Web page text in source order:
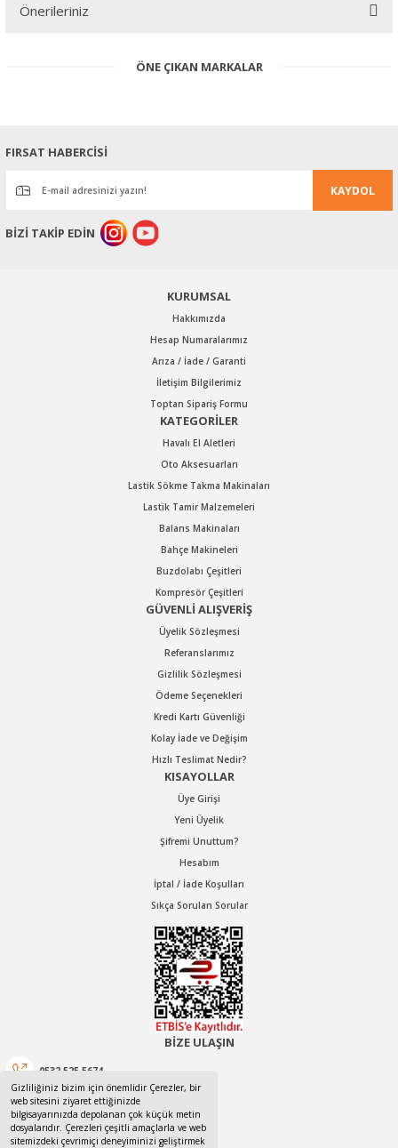
Gizliliğiniz bizim için önemlidir Çerezler, bir
web sitesini ziyaret ettiğinizde
bilgisayarınızda depolanan çok küçük metin
dosyalarıdır. Çerezleri çeşitli amaçlarla ve web
sitemizdeki çevrimiçi deneyiminizi geliştirmek
Önerileriniz
konularda yetersiz gördüğünüz noktaları öneri formunu kullanarak
Ürün resmi kalitesiz, bozuk veya görüntülenemiyor.
Ürün bilgilerinde hatalar bulunuyor.
Ürün fiyatı diğer sitelerden daha pahalı.
Bu ürüne benzer farklı alternatifler olmalı.
Gönder
ÖNE ÇIKAN MARKALAR
FIRSAT HABERCİSİ
KAYDOL
BİZİ TAKİP EDİN
KURUMSAL
Hakkımızda
Hesap Numaralarımız
Arıza / İade / Garanti
İletişim Bilgilerimiz
Toptan Sipariş Formu
KATEGORİLER
Havalı El Aletleri
Oto Aksesuarları
Lastik Sökme Takma Makinaları
Lastik Tamir Malzemeleri
Balans Makinaları
Bahçe Makineleri
Buzdolabı Çeşitleri
Kompresör Çeşitleri
GÜVENLİ ALIŞVERİŞ
Üyelik Sözleşmesi
Referanslarımız
Gizlilik Sözleşmesi
Ödeme Seçenekleri
Kredi Kartı Güvenliği
Kolay İade ve Değişim
Hızlı Teslimat Nedir?
KISAYOLLAR
Üye Girişi
Yeni Üyelik
Şifremi Unuttum?
Hesabım
İptal / İade Koşulları
Sıkça Sorulan Sorular
BİZE ULAŞIN
0532 525 5674
0532 525 5674
canotom41@gmail.com